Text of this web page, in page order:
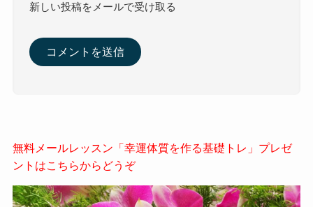
新しい投稿をメールで受け取る
無料メールレッスン「幸運体質を作る基礎トレ」プレゼ
ントはこちらからどうぞ